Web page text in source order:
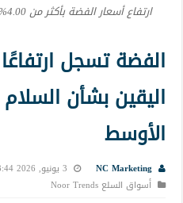
ارتفاع أسعار الفضة بأكثر من 4.00% بدعم من تراجع عائدات السندات
الفضة تسجل
اليقين بشأن
الأوسط
NC Marketing
3 يونيو, 2026 3:44 ص
أسواق السلع Noor Trends